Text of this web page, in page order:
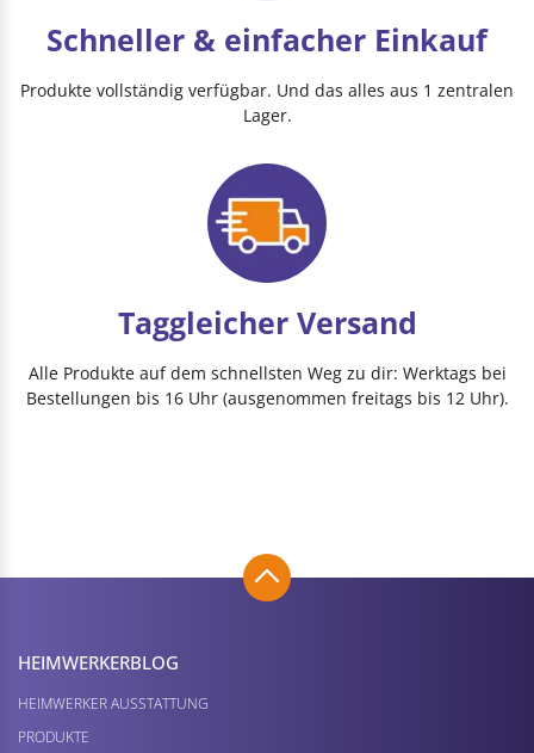
Schneller & einfacher Einkauf
Produkte vollständig verfügbar. Und das alles aus 1 zentralen
Lager.
Taggleicher Versand
Alle Produkte auf dem schnellsten Weg zu dir: Werktags bei
Bestellungen bis 16 Uhr (ausgenommen freitags bis 12 Uhr).
HEIMWERKER­BLOG
HEIMWERKER AUSSTATTUNG
PRODUKTE